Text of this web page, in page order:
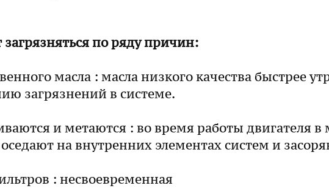
по ряду причин:
масла : масла низкого качества быстрее
загрязнений в системе.
и метаются : во время работы двигателя в
на внутренних элементах систем и
: несвоевременная